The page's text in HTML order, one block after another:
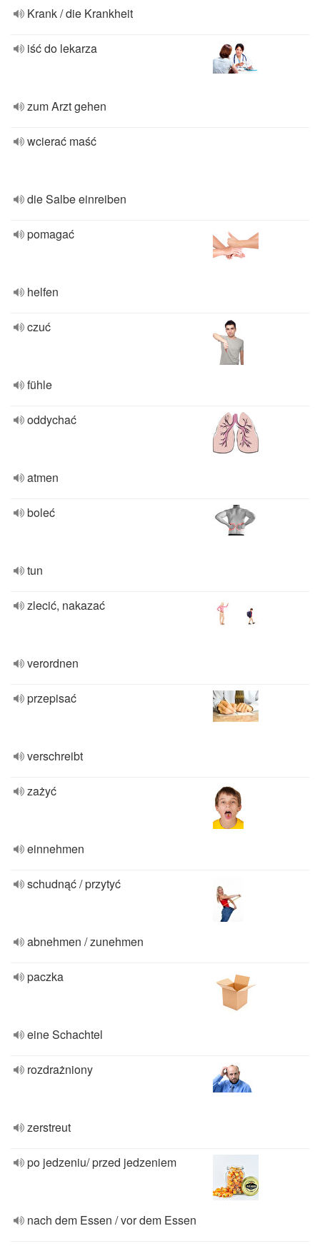
Krank / die Krankheit
iść do lekarza
zum Arzt gehen
wcierać maść
die Salbe einreiben
pomagać
helfen
czuć
fühle
oddychać
atmen
boleć
tun
zlecić, nakazać
verordnen
przepisać
verschreibt
zażyć
einnehmen
schudnąć / przytyć
abnehmen / zunehmen
paczka
eine Schachtel
rozdrażniony
zerstreut
po jedzeniu/ przed jedzeniem
nach dem Essen / vor dem Essen